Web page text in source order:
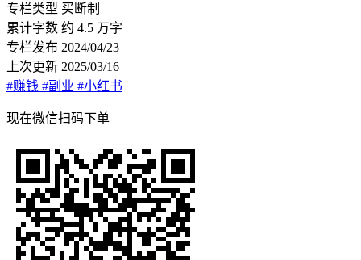
专栏类型 买断制
累计字数 约 4.5 万字
专栏发布 2024/04/23
上次更新 2025/03/16
#赚钱 #副业 #小红书
现在微信扫码下单